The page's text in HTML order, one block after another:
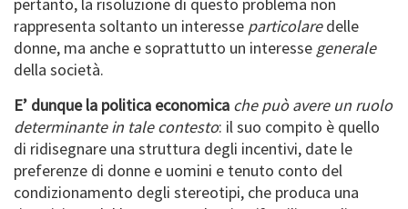
rappresenta soltanto un interesse particolaredelle
donne, ma anche e soprattutto un interesse generale
della società.
E’ dunque la politica economica che può avere un ruolo
determinante in tale contesto: il suo compito è quello
di ridisegnare una struttura degli incentivi, date le
preferenze di donne e uomini e tenuto conto del
condizionamento degli stereotipi, che produca una